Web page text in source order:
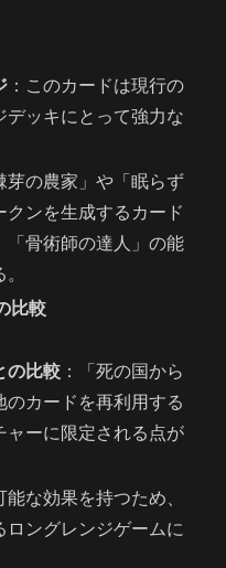
：このカードは現行の
デッキにとって強力な
芽の農家」や「眠らず
ンを生成するカード
「骨術師の達人」の能
比較
の比較 ：「死の国から
カードを再利用する
ャーに限定される点が
能な効果を持つため、
ングレンジゲームに